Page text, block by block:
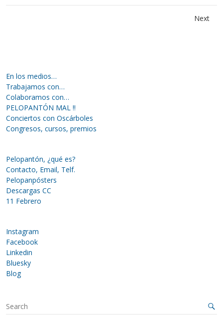
Next
En los medios…
Trabajamos con…
Colaboramos con…
PELOPANTÓN MAL !!
Conciertos con Oscárboles
Congresos, cursos, premios
Pelopantón, ¿qué es?
Contacto, Email, Telf.
Pelopanpósters
Descargas CC
11 Febrero
Instagram
Facebook
Linkedin
Bluesky
Blog
S
e